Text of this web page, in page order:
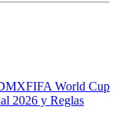
FIFA World Cup
2026 y Reglas